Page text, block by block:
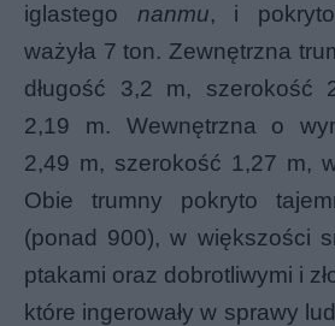
iglastego nanmu, i pokryto
ważyła 7 ton. Zewnętrzna
długość 3,2 m, szerokość
2,19 m. Wewnętrzna o
2,49 m, szerokość 1,27 m,
Obie trumny pokryto
(ponad 900), w większości
ptakami oraz dobrotliwymi i
które ingerowały w sprawy